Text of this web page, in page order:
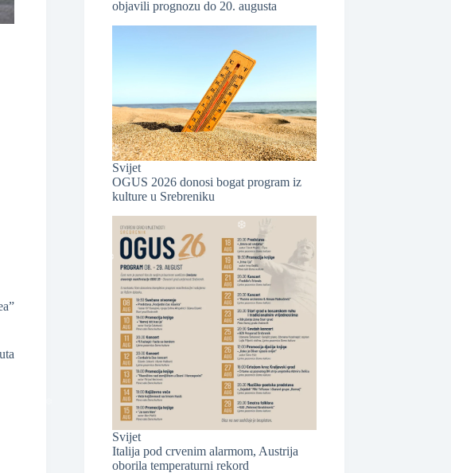
objavili prognozu do 20. augusta
Svijet
OGUS 2026 donosi bogat program iz
kulture u Srebreniku
Svijet
Italija pod crvenim alarmom, Austrija
oborila temperaturni rekord
❆